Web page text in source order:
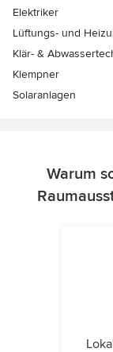
Elektriker
Lüftungs- und
Klär- &
Klempner
Solaranlagen
Warum